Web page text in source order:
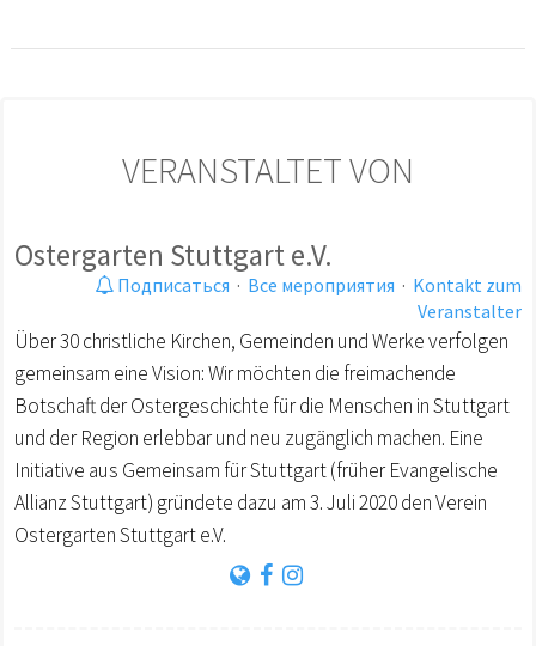
VERANSTALTET VON
Ostergarten Stuttgart e.V.
Подписаться · Все мероприятия · Kontakt zum
Veranstalter
Über 30 christliche Kirchen, Gemeinden und Werke verfolgen
gemeinsam eine Vision: Wir möchten die freimachende
Botschaft der Ostergeschichte für die Menschen in Stuttgart
und der Region erlebbar und neu zugänglich machen. Eine
Initiative aus Gemeinsam für Stuttgart (früher Evangelische
Allianz Stuttgart) gründete dazu am 3. Juli 2020 den Verein
Ostergarten Stuttgart e.V.